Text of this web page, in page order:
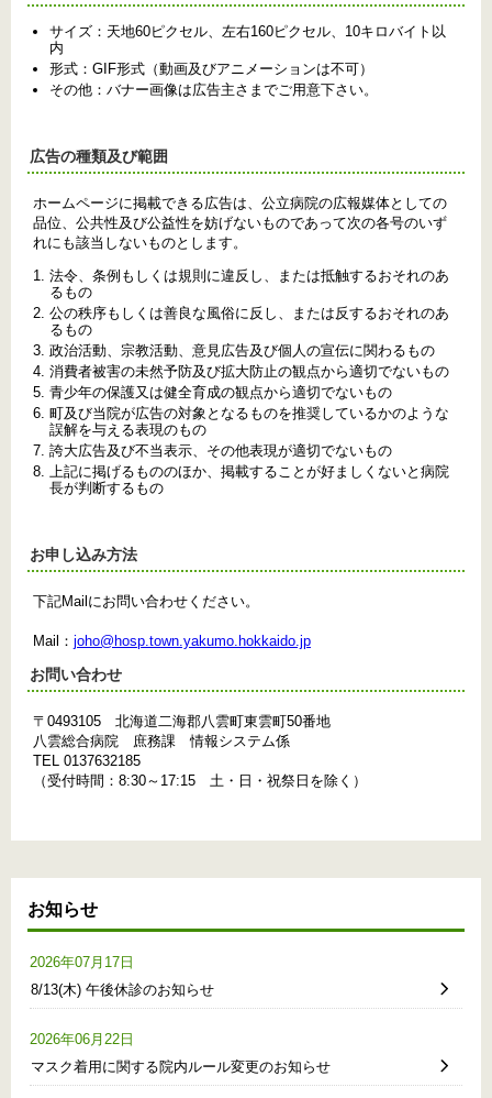
サイズ：天地60ピクセル、左右160ピクセル、10キロバイト以
内
形式：GIF形式（動画及びアニメーションは不可）
その他：バナー画像は広告主さまでご用意下さい。
広告の種類及び範囲
ホームページに掲載できる広告は、公立病院の広報媒体としての
品位、公共性及び公益性を妨げないものであって次の各号のいず
れにも該当しないものとします。
法令、条例もしくは規則に違反し、または抵触するおそれのあ
るもの
公の秩序もしくは善良な風俗に反し、または反するおそれのあ
るもの
政治活動、宗教活動、意見広告及び個人の宣伝に関わるもの
消費者被害の未然予防及び拡大防止の観点から適切でないもの
青少年の保護又は健全育成の観点から適切でないもの
町及び当院が広告の対象となるものを推奨しているかのような
誤解を与える表現のもの
誇大広告及び不当表示、その他表現が適切でないもの
上記に掲げるもののほか、掲載することが好ましくないと病院
長が判断するもの
お申し込み方法
下記Mailにお問い合わせください。
Mail： joho@hosp.town.yakumo.hokkaido.jp
お問い合わせ
〒049­3105 北海道二海郡八雲町東雲町50番地
八雲総合病院 庶務課 情報システム係
TEL 0137­63­2185
（受付時間：8:30～17:15 土・日・祝祭日を除く）
お知らせ
2026年07月17日
8/13(木) 午後休診のお知らせ
2026年06月22日
マスク着用に関する院内ルール変更のお知らせ